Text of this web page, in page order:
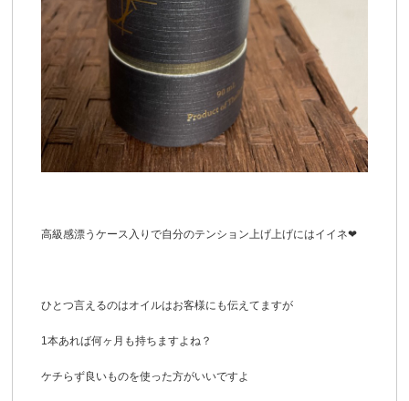
高級感漂うケース入りで自分のテンション上げ上げにはイイネ❤︎
ひとつ言えるのはオイルはお客様にも伝えてますが
1本あれば何ヶ月も持ちますよね？
ケチらず良いものを使った方がいいですよ